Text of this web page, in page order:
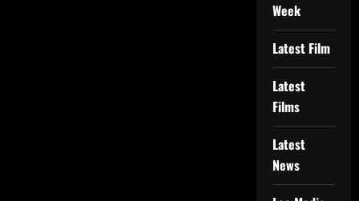
Week
Latest Film
Latest
Films
Latest
News